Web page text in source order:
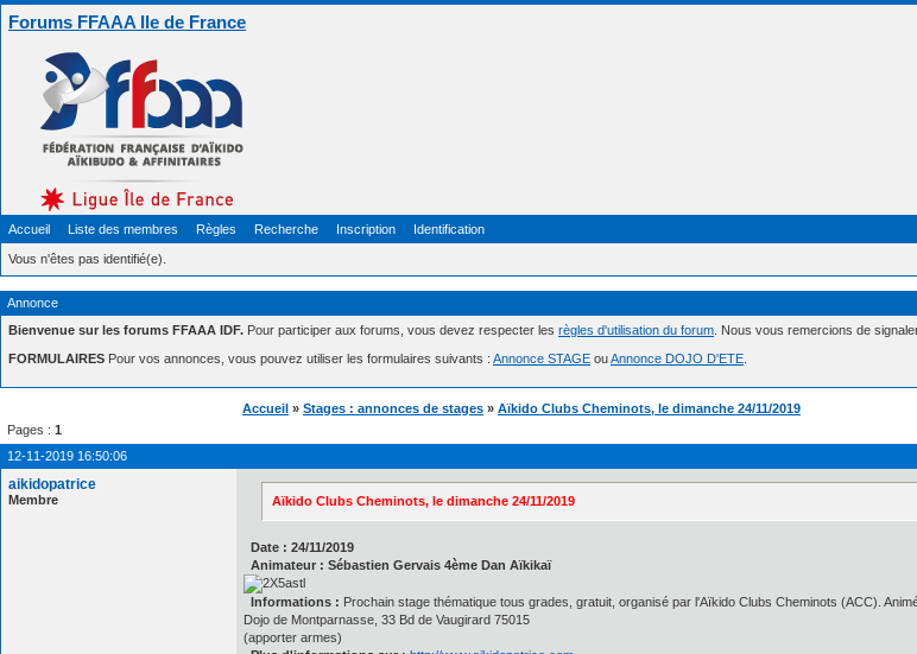
Forums FFAAA Ile de France
Accueil Liste des membres Règles Recherche Inscription Identification
Vous n'êtes pas identifié(e).
Annonce
Bienvenue sur les forums FFAAA IDF. Pour participer aux forums, vous devez respecter les règles d'utilisation du forum . Nous vous remercions de
FORMULAIRES Pour vos annonces, vous pouvez utiliser les formulaires suivants : Annonce STAGE ouAnnonce DOJO D'ETE
Accueil » Stages : annonces de stages » Aïkido Clubs Cheminots, le dimanche 24/11/2019
Pages : 1
12-11-2019 16:50:06
aikidopatrice
Membre Aïkido Clubs Cheminots, le dimanche 24/11/2019
Date : 24/11/2019
Animateur : Sébastien Gervais 4ème Dan Aïkikaï
Informations : Prochain stage thématique tous grades, gratuit, organisé par l'Aïkido Clubs Cheminots (ACC).
Dojo de Montparnasse, 33 Bd de Vaugirard 75015
(apporter armes)